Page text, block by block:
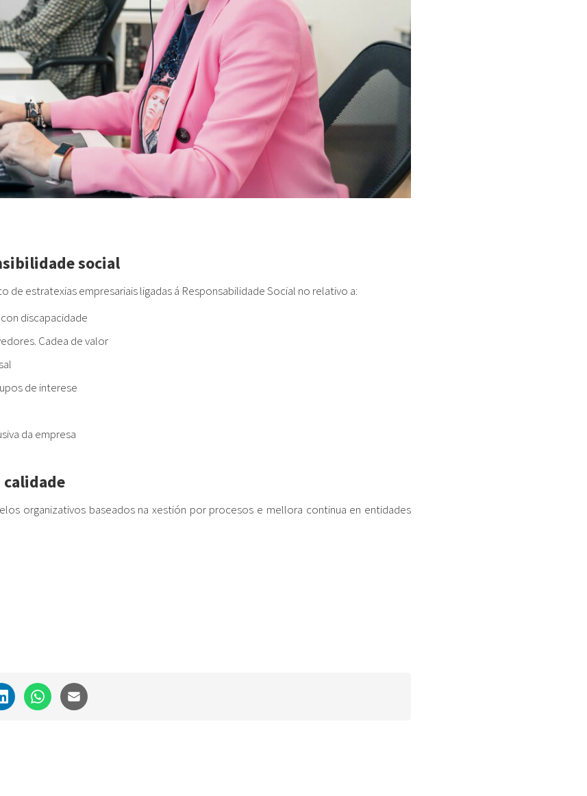
social
de estratexias empresariais ligadas á Responsabilidade Social no relativo a:
discapacidade
Cadea de valor
de interese
da empresa
calidade
organizativos baseados na xestión por procesos e mellora continua en entidades